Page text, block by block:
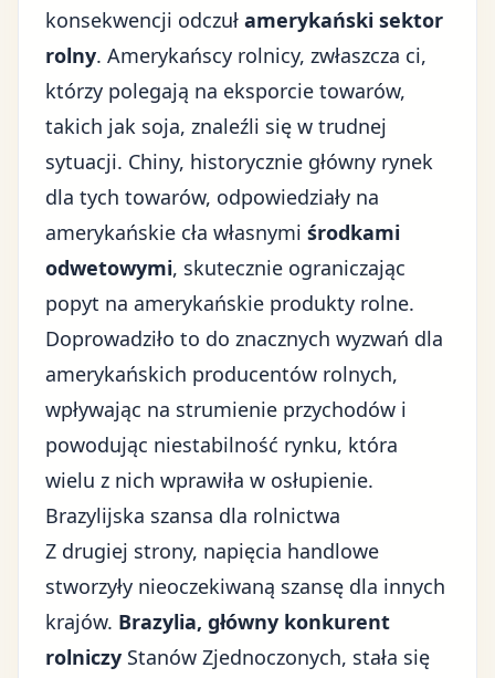
konsekwencji odczuł amerykański sektor
rolny. Amerykańscy rolnicy, zwłaszcza ci,
którzy polegają na eksporcie towarów,
takich jak soja, znaleźli się w trudnej
sytuacji. Chiny, historycznie główny rynek
dla tych towarów, odpowiedziały na
amerykańskie cła własnymi środkami
odwetowymi, skutecznie ograniczając
popyt na amerykańskie produkty rolne.
Doprowadziło to do znacznych wyzwań dla
amerykańskich producentów rolnych,
wpływając na strumienie przychodów i
powodując niestabilność rynku, która
wielu z nich wprawiła w osłupienie.
Brazylijska szansa dla rolnictwa
Z drugiej strony, napięcia handlowe
stworzyły nieoczekiwaną szansę dla innych
krajów. Brazylia, główny konkurent
rolniczy Stanów Zjednoczonych, stała się